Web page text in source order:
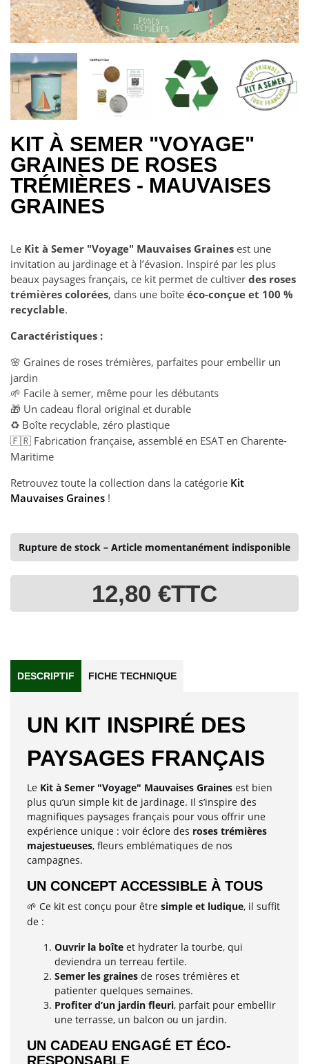
KIT À SEMER "VOYAGE"
GRAINES DE ROSES
TRÉMIÈRES - MAUVAISES
GRAINES
Le Kit à Semer "Voyage" Mauvaises Graines est une
invitation au jardinage et à l’évasion. Inspiré par les plus
beaux paysages français, ce kit permet de cultiver des roses
trémières colorées, dans une boîte éco-conçue et 100 %
recyclable.
Caractéristiques :
🌸 Graines de roses trémières, parfaites pour embellir un
jardin
🌱 Facile à semer, même pour les débutants
🎁 Un cadeau floral original et durable
♻️ Boîte recyclable, zéro plastique
🇫🇷 Fabrication française, assemblé en ESAT en Charente-
Maritime
Retrouvez toute la collection dans la catégorie Kit
Mauvaises Graines !
Rupture de stock – Article momentanément indisponible
12,80 €TTC
DESCRIPTIF FICHE TECHNIQUE
UN KIT INSPIRÉ DES
PAYSAGES FRANÇAIS
Le Kit à Semer "Voyage" Mauvaises Graines est bien
plus qu’un simple kit de jardinage. Il s’inspire des
magnifiques paysages français pour vous offrir une
expérience unique : voir éclore des roses trémières
majestueuses, fleurs emblématiques de nos
campagnes.
UN CONCEPT ACCESSIBLE À TOUS
🌱 Ce kit est conçu pour être simple et ludique, il suffit
de :
Ouvrir la boîte et hydrater la tourbe, qui
deviendra un terreau fertile.
Semer les graines de roses trémières et
patienter quelques semaines.
Profiter d’un jardin fleuri, parfait pour embellir
une terrasse, un balcon ou un jardin.
UN CADEAU ENGAGÉ ET ÉCO-
RESPONSABLE